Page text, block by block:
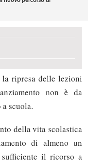
ripresa delle lezioni
non è da
scuola.
della vita scolastica
di almeno un
sufficiente il ricorso a